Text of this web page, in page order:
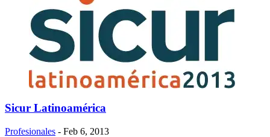
Sicur Latinoamérica
Profesionales - Feb 6, 2013